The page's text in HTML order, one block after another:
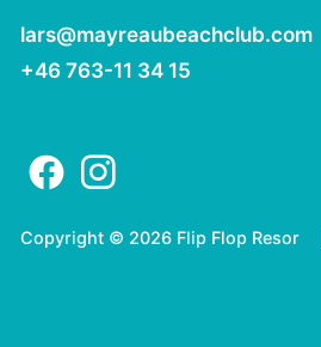
lars@mayreaubeachclub.com
+46 763-11 34 15
Copyright © 2026 Flip Flop Resor